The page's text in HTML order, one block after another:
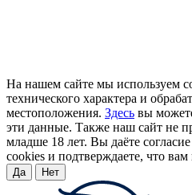
На нашем сайте мы используем
технического характера и
местоположения. Здесь вы
эти данные. Также наш сайт не
младше 18 лет. Вы даёте
cookies и подтверждаете, что вам
Да Нет